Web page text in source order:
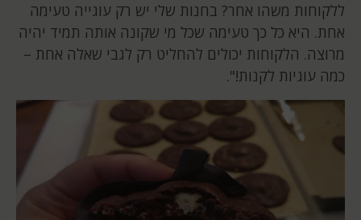
ללקוחות משהו אחר? בחנות שלי יש רק עוגייה טעימה
אחת. היא כל כך טעימה שכל מי שקונה אותה תמיד יהיה
מרוצה. הלקוחות יכולים להחליט רק לגבי שאלה אחת –
כמה עוגיות לקנות!".